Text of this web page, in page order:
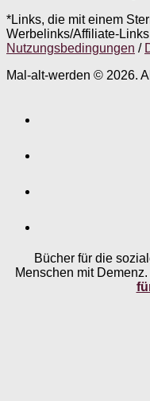
*Links, die mit einem
Werbelinks/Affiliate-Links
Nutzungsbedingungen /
Mal-alt-werden © 2026.
Bücher für die
Menschen mit Demenz.